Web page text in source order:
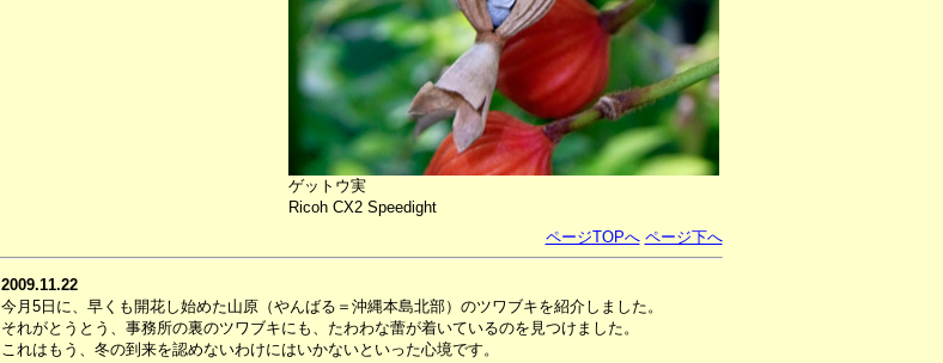
ゲットウ実
Ricoh CX2 Speedight
ページTOPへ ページ下へ
2009.11.22
今月5日に、早くも開花し始めた山原（やんばる＝沖縄本島北部）のツワブキを紹介しました。
それがとうとう、事務所の裏のツワブキにも、たわわな蕾が着いているのを見つけました。
これはもう、冬の到来を認めないわけにはいかないといった心境です。